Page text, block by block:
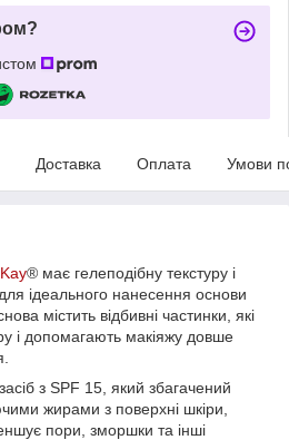
Доставка Оплата Умови
® має гелеподібну текстуру і
ідеального нанесення основи
містить відбивні частинки, які
і допомагають макіяжу довше
з SPF 15, який збагачений
жирами з поверхні шкіри,
пори, зморшки та інші